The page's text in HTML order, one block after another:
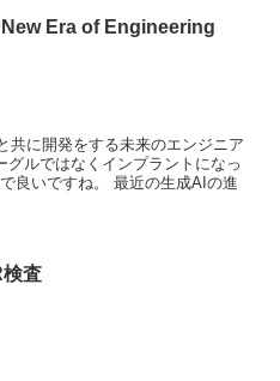
Era of Engineering
共に開発をする未来のエンジニア
ルではなくインプラントになっ
良いですね。 最近の生成AIの進
検査